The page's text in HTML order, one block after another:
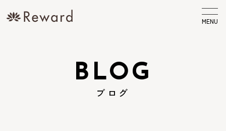
MENU
BLOG
ブログ